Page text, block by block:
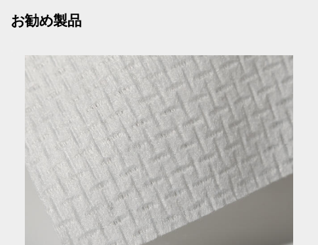
お勧め製品